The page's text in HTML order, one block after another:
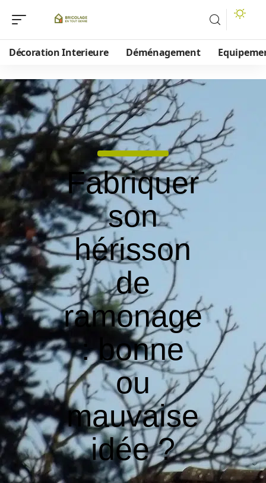
Décoration Interieure Déménagement
Fabriquer
son
hérisson
de
ramonage
: bonne
ou
mauvaise
idée ?